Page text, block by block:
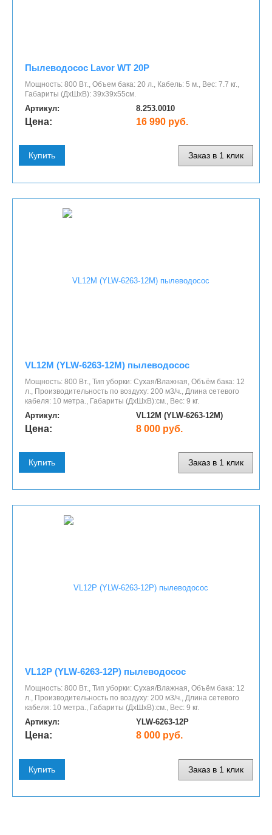
Пылеводосос Lavor WT 20P
Мощность: 800 Вт., Объем бака: 20 л., Кабель: 5 м., Вес: 7.7 кг.,
Габариты (ДхШхВ): 39х39х55см.
Артикул: 8.253.0010
Цена: 16 990 руб.
Купить Заказ в 1 клик
VL12M (YLW-6263-12M) пылеводосос
Мощность: 800 Вт., Тип уборки: Сухая/Влажная, Объём бака: 12
л., Производительность по воздуху: 200 м3/ч., Длина сетевого
кабеля: 10 метра., Габариты (ДхШхВ):см., Вес: 9 кг.
Артикул: VL12M (YLW-6263-12M)
Цена: 8 000 руб.
Купить Заказ в 1 клик
VL12P (YLW-6263-12P) пылеводосос
Мощность: 800 Вт., Тип уборки: Сухая/Влажная, Объём бака: 12
л., Производительность по воздуху: 200 м3/ч., Длина сетевого
кабеля: 10 метра., Габариты (ДхШхВ):см., Вес: 9 кг.
Артикул: YLW-6263-12P
Цена: 8 000 руб.
Купить Заказ в 1 клик